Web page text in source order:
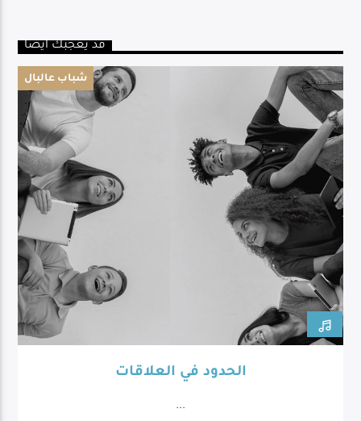
قد يعجبك أيضا
شباب عالبال
الحدود في العلاقات
...